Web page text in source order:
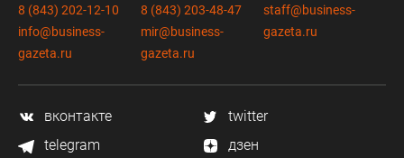
8 (843) 202-12-10
info@business-
gazeta.ru
8 (843) 203-48-47
mir@business-
gazeta.ru
staff@business-
gazeta.ru
вконтакте
twitter
telegram
дзен